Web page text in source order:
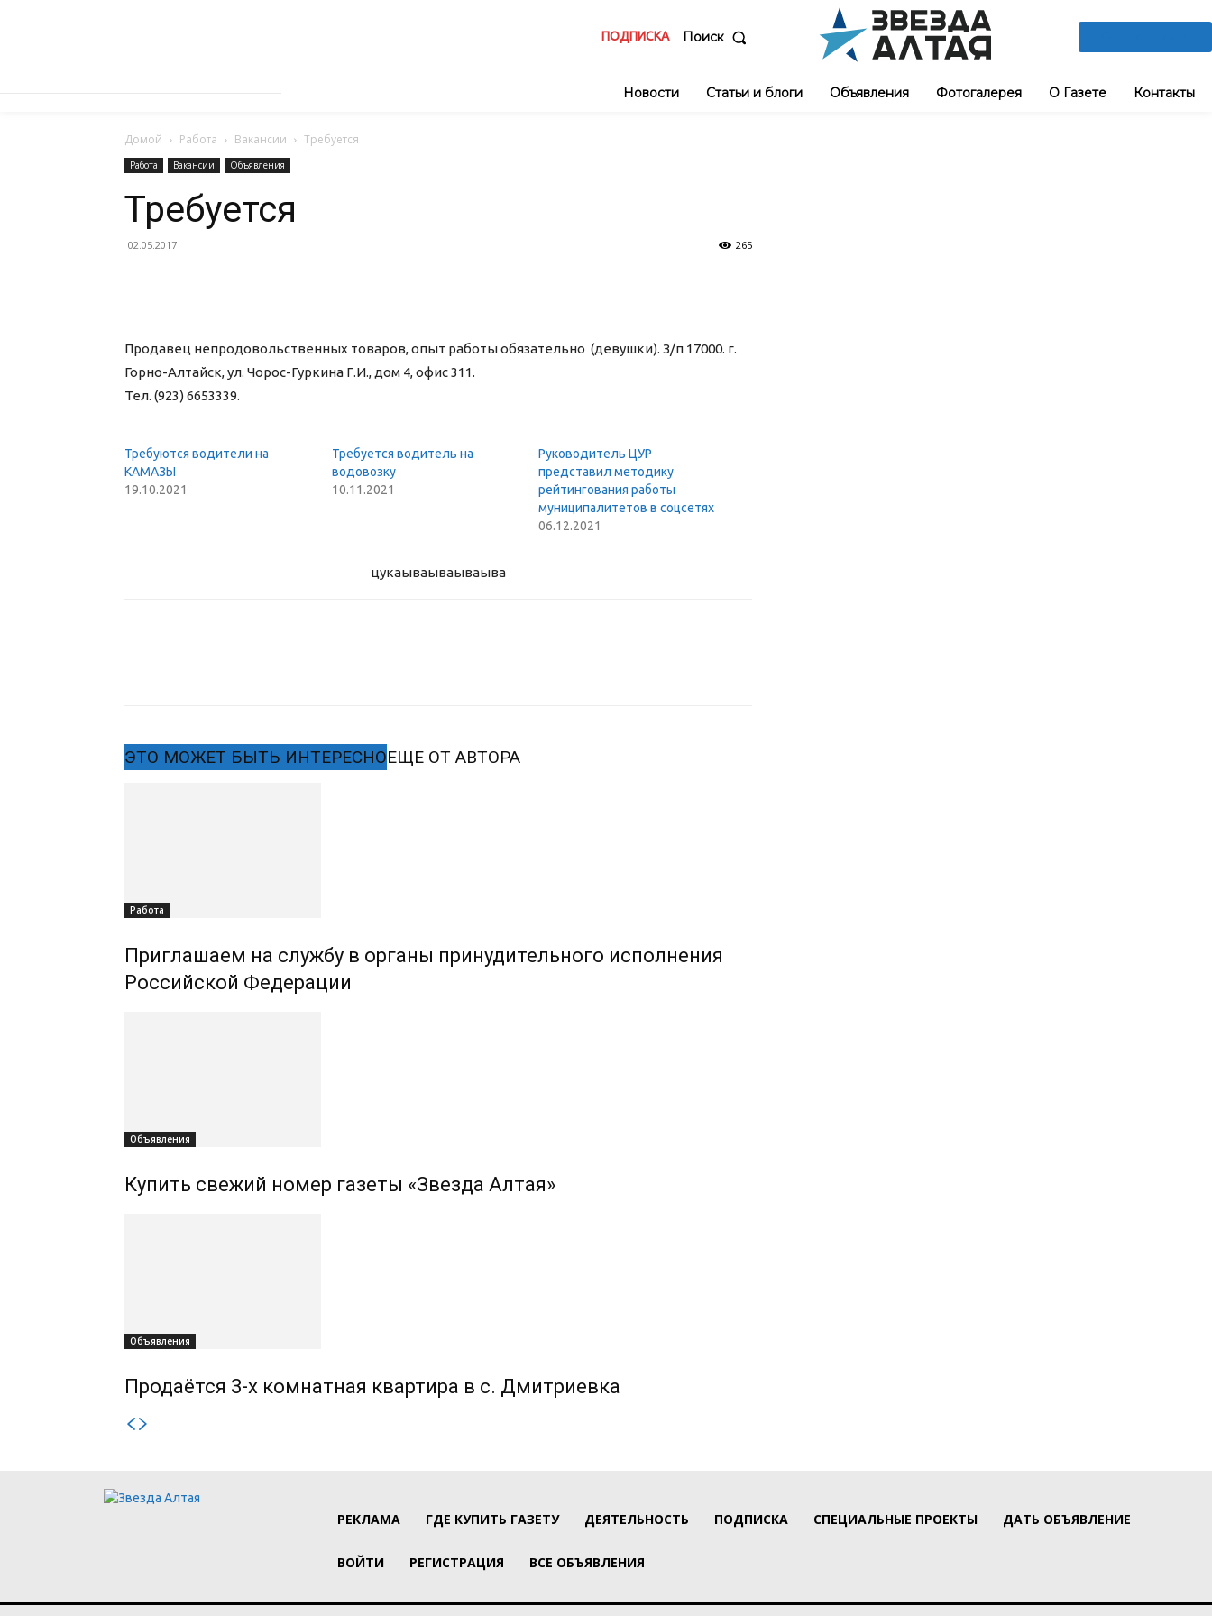
ПОДПИСКА Поиск
Новости Статьи и блоги Объявления Фотогалерея О Газете Контакты
Домой Работа Вакансии Требуется
Работа Вакансии Объявления
Требуется
02.05.2017 265
Продавец непродовольственных товаров, опыт работы обязательно (девушки). З/п 17000. г.
Горно-Алтайск, ул. Чорос-Гуркина Г.И., дом 4, офис 311.
Тел. (923) 6653339.
Требуются водители на
КАМАЗЫ
19.10.2021
Требуется водитель на
водовозку
10.11.2021
Руководитель ЦУР
представил методику
рейтингования работы
муниципалитетов в соцсетях
06.12.2021
цукаываываываыва
ЭТО МОЖЕТ БЫТЬ ИНТЕРЕСНОЕЩЕ ОТ АВТОРА
Работа
Приглашаем на службу в органы принудительного исполнения
Российской Федерации
Объявления
Купить свежий номер газеты «Звезда Алтая»
Объявления
Продаётся 3-х комнатная квартира в с. Дмитриевка
РЕКЛАМА ГДЕ КУПИТЬ ГАЗЕТУ ДЕЯТЕЛЬНОСТЬ ПОДПИСКА СПЕЦИАЛЬНЫЕ ПРОЕКТЫ ДАТЬ ОБЪЯВЛЕНИЕ
ВОЙТИ РЕГИСТРАЦИЯ ВСЕ ОБЪЯВЛЕНИЯ